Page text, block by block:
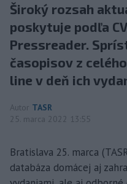
Široký rozsah
poskytuje podľa
Pressreader.
časopisov z
line v deň ich
Autor TASR
25. marca 2022 13:55
Bratislava 25. marca
databáza domácej aj